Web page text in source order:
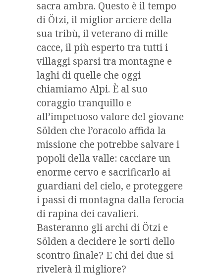
sacra ambra. Questo è il tempo
di Ötzi, il miglior arciere della
sua tribù, il veterano di mille
cacce, il più esperto tra tutti i
villaggi sparsi tra montagne e
laghi di quelle che oggi
chiamiamo Alpi. È al suo
coraggio tranquillo e
all’impetuoso valore del giovane
Sölden che l’oracolo affida la
missione che potrebbe salvare i
popoli della valle: cacciare un
enorme cervo e sacrificarlo ai
guardiani del cielo, e proteggere
i passi di montagna dalla ferocia
di rapina dei cavalieri.
Basteranno gli archi di Ötzi e
Sölden a decidere le sorti dello
scontro finale? E chi dei due si
rivelerà il migliore?